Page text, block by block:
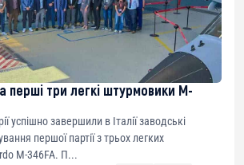
перші три легкі штурмовики M-
успішно завершили в Італії заводські
першої партії з трьох легких
M-346FA. П...